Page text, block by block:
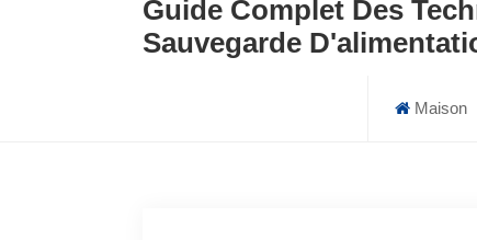
Guide Complet Des
Sauvegarde
Maison